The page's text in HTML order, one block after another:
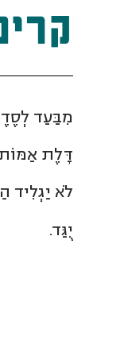
מִבַּעַד
דָּלֶת
לֹא יַגְלִיד
יֻגַּד.